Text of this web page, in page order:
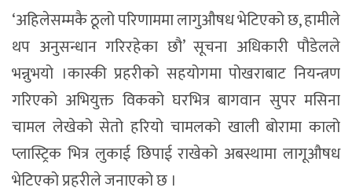
‘अहिलेसम्मकै ठूलो परिणाममा लागुऔषध भेटिएको छ, हामीले
थप अनुसन्धान गरिरहेका छौ’ सूचना अधिकारी पौडेलले
भन्नुभयो ।कास्की प्रहरीको सहयोगमा पोखराबाट नियन्त्रण
गरिएको अभियुक्त विकको घरभित्र बागवान सुपर मसिना
चामल लेखेको सेतो हरियो चामलको खाली बोरामा कालो
प्लास्ट्रिक भित्र लुकाई छिपाई राखेको अबस्थामा लागूऔषध
भेटिएको प्रहरीले जनाएको छ ।